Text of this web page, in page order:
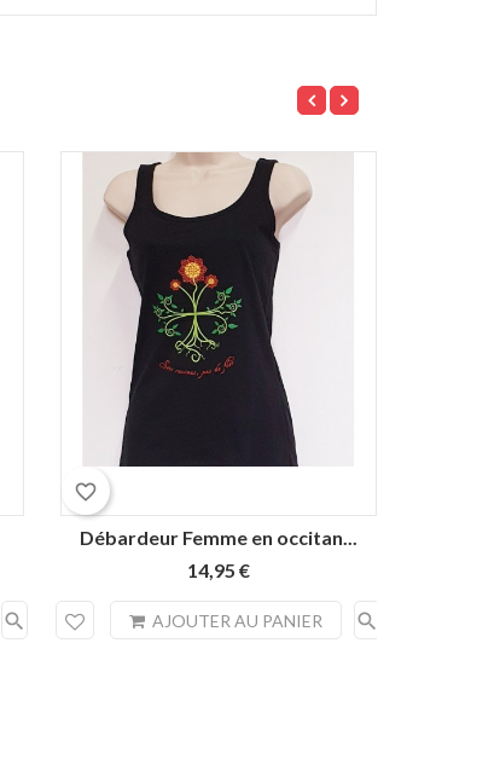
search
favorite_border
Débardeur Femme en occitan...
14,95 €
AJOUTER AU PANIER search